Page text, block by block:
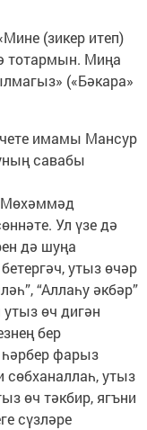
(зикер итеп)
тотармын. Миңа
(«Бәкара»
имамы Мансур
савабы
Мөхәммәд
Ул үзе дә
дә шуңа
утыз өчәр
“Аллаһу әкбәр”
өч дигән
бер
һәрбер фарыз
сөбханаллаһ, утыз
өч тәкбир, ягъни
сүзләре